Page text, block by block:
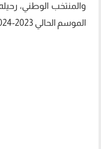
والمنتخب الوطني،
الموسم الحالي 2023-2024.